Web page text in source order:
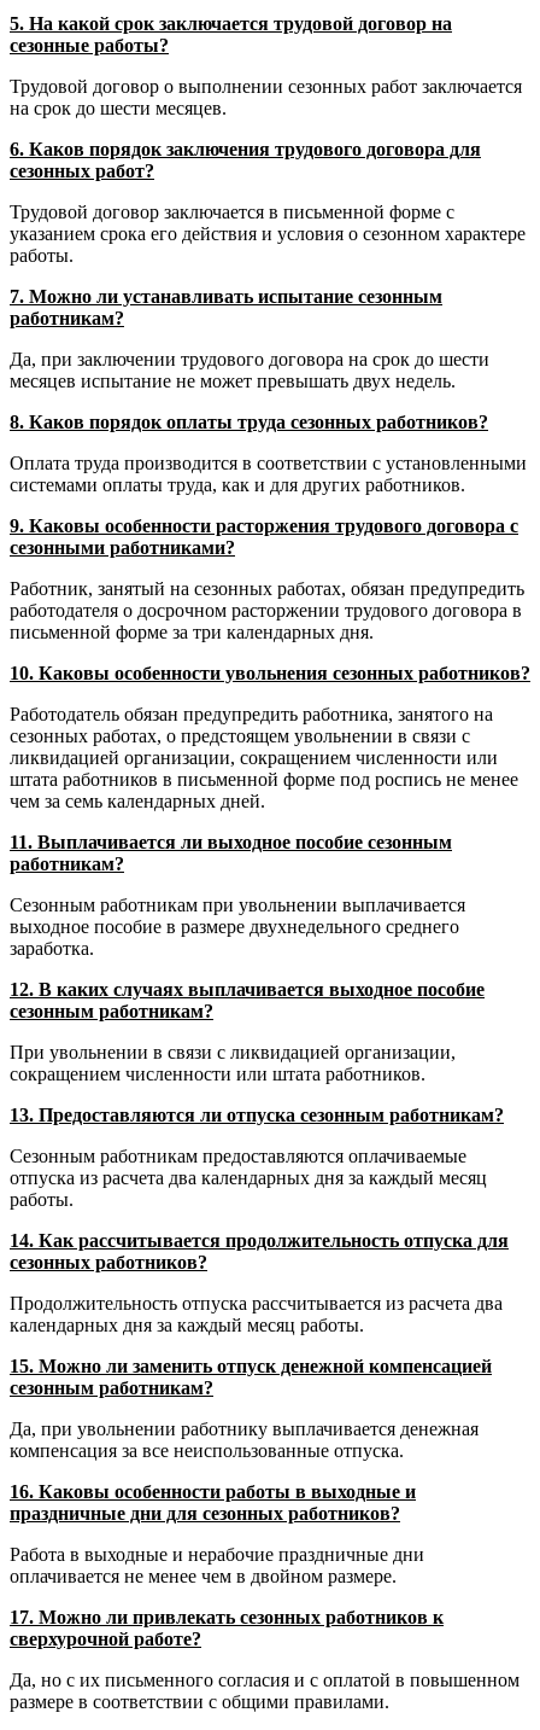
5. На какой срок заключается трудовой договор на
сезонные работы?
Трудовой договор о выполнении сезонных работ заключается
на срок до шести месяцев.
6. Каков порядок заключения трудового договора для
сезонных работ?
Трудовой договор заключается в письменной форме с
указанием срока его действия и условия о сезонном характере
работы.
7. Можно ли устанавливать испытание сезонным
работникам?
Да, при заключении трудового договора на срок до шести
месяцев испытание не может превышать двух недель.
8. Каков порядок оплаты труда сезонных работников?
Оплата труда производится в соответствии с установленными
системами оплаты труда, как и для других работников.
9. Каковы особенности расторжения трудового договора с
сезонными работниками?
Работник, занятый на сезонных работах, обязан предупредить
работодателя о досрочном расторжении трудового договора в
письменной форме за три календарных дня.
10. Каковы особенности увольнения сезонных работников?
Работодатель обязан предупредить работника, занятого на
сезонных работах, о предстоящем увольнении в связи с
ликвидацией организации, сокращением численности или
штата работников в письменной форме под роспись не менее
чем за семь календарных дней.
11. Выплачивается ли выходное пособие сезонным
работникам?
Сезонным работникам при увольнении выплачивается
выходное пособие в размере двухнедельного среднего
заработка.
12. В каких случаях выплачивается выходное пособие
сезонным работникам?
При увольнении в связи с ликвидацией организации,
сокращением численности или штата работников.
13. Предоставляются ли отпуска сезонным работникам?
Сезонным работникам предоставляются оплачиваемые
отпуска из расчета два календарных дня за каждый месяц
работы.
14. Как рассчитывается продолжительность отпуска для
сезонных работников?
Продолжительность отпуска рассчитывается из расчета два
календарных дня за каждый месяц работы.
15. Можно ли заменить отпуск денежной компенсацией
сезонным работникам?
Да, при увольнении работнику выплачивается денежная
компенсация за все неиспользованные отпуска.
16. Каковы особенности работы в выходные и
праздничные дни для сезонных работников?
Работа в выходные и нерабочие праздничные дни
оплачивается не менее чем в двойном размере.
17. Можно ли привлекать сезонных работников к
сверхурочной работе?
Да, но с их письменного согласия и с оплатой в повышенном
размере в соответствии с общими правилами.